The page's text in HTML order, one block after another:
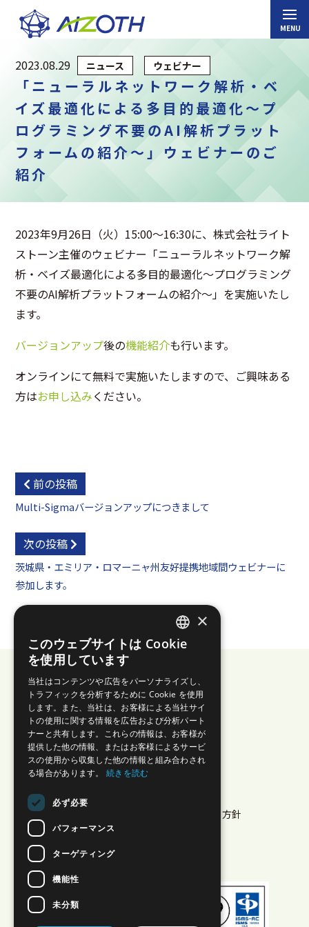
2023.08.29 ニュース ウェビナー
「ニューラルネットワーク解析・ベ
イズ最適化による多目的最適化～プ
ログラミング不要のAI解析プラット
フォームの紹介～」ウェビナーのご
紹介
2023年9月26日（火）15:00～16:30に、株式会社ライト
ストーン主催のウェビナー「ニューラルネットワーク解
析・ベイズ最適化による多目的最適化～プログラミング
不要のAI解析プラットフォームの紹介～」を実施いたし
ます。
バージョンアップ後の機能紹介も行います。
オンラインにて無料で実施いたしますので、ご興味ある
方はお申し込みください。
前の投稿
Multi-Sigmaバージョンアップにつきまして
次の投稿
茨城県・エミリア・ロマーニャ州友好提携地域間ウェビナーに
参加します。
株式会社エイゾス
プライバシーポリシー
セキュリティ
特商法に基づく表示
クラウドサービス情報セキュリティ方針
Multi-Sigma® 利用規約
JAPANESE
×
このウェブサイトは Cookie
を使用しています
当社はコンテンツや広告をパーソナライズし、
トラフィックを分析するために Cookie を使用
します。また、当社は、お客様による当社サイ
トの使用に関する情報を広告および分析パート
ナーと共有します。これらの情報は、お客様が
提供した他の情報、またはお客様によるサービ
スの使用から収集した他の情報と組み合わされ
る場合があります。続きを読む
必ず必要
パフォーマンス
ターゲティング
機能性
未分類